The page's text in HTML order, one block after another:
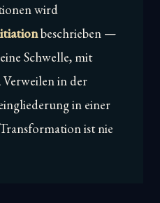
wird
beschrieben —
Schwelle, mit
in der
in einer
ist nie